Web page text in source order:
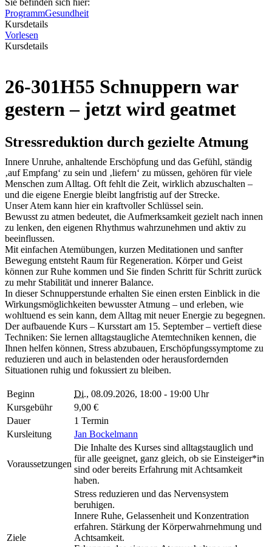
Sie befinden sich hier:
ProgrammGesundheit
Kursdetails
Vorlesen
Kursdetails
26-301H55 Schnuppern war
gestern – jetzt wird geatmet
Stressreduktion durch gezielte Atmung
Innere Unruhe, anhaltende Erschöpfung und das Gefühl, ständig
‚auf Empfang‘ zu sein und ‚liefern‘ zu müssen, gehören für viele
Menschen zum Alltag. Oft fehlt die Zeit, wirklich abzuschalten –
und die eigene Energie bleibt langfristig auf der Strecke.
Unser Atem kann hier ein kraftvoller Schlüssel sein.
Bewusst zu atmen bedeutet, die Aufmerksamkeit gezielt nach innen
zu lenken, den eigenen Rhythmus wahrzunehmen und aktiv zu
beeinflussen.
Mit einfachen Atemübungen, kurzen Meditationen und sanfter
Bewegung entsteht Raum für Regeneration. Körper und Geist
können zur Ruhe kommen und Sie finden Schritt für Schritt zurück
zu mehr Stabilität und innerer Balance.
In dieser Schnupperstunde erhalten Sie einen ersten Einblick in die
Wirkungsmöglichkeiten bewusster Atmung – und erleben, wie
wohltuend es sein kann, dem Alltag mit neuer Energie zu begegnen.
Der aufbauende Kurs – Kursstart am 15. September – vertieft diese
Techniken: Sie lernen alltagstaugliche Atemtechniken kennen, die
Ihnen helfen können, Stress abzubauen, Erschöpfungssymptome zu
reduzieren und auch in belastenden oder herausfordernden
Situationen ruhig und fokussiert zu bleiben.
Beginn Di., 08.09.2026, 18:00 - 19:00 Uhr
Kursgebühr
9,00 €
Dauer
1 Termin
Kursleitung
Jan Bockelmann
Voraussetzungen
Die Inhalte des Kurses sind alltagstauglich und
für alle geeignet, ganz gleich, ob sie Einsteiger*in
sind oder bereits Erfahrung mit Achtsamkeit
haben.
Ziele
Stress reduzieren und das Nervensystem
beruhigen.
Innere Ruhe, Gelassenheit und Konzentration
erfahren. Stärkung der Körperwahrnehmung und
Achtsamkeit.